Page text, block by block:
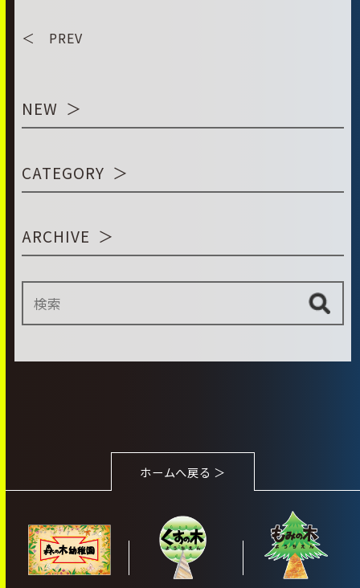
＜ PREV
NEW
CATEGORY
ARCHIVE
ホームへ戻る ＞